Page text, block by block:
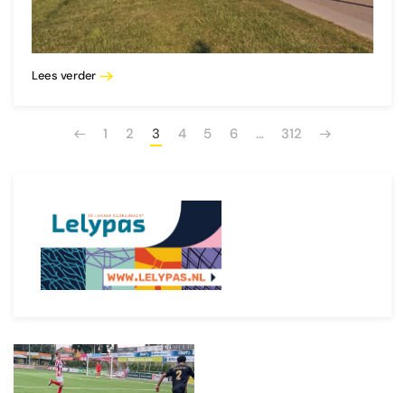
Lees verder
1 2 3 4 5 6 … 312